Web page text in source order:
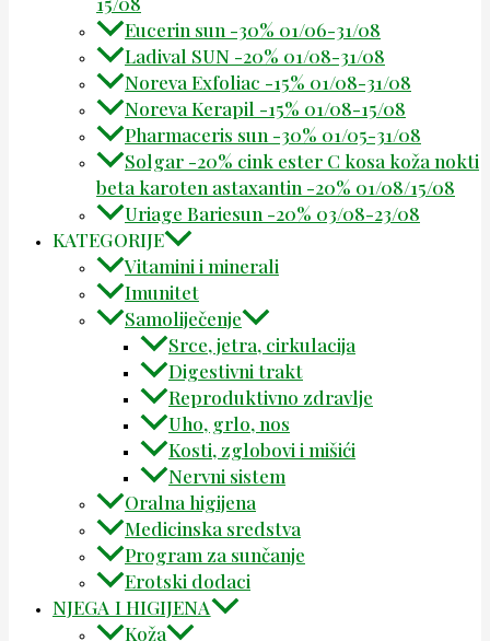
Eucerin sun -30% 01/06-31/08
Ladival SUN -20% 01/08-31/08
Noreva Exfoliac -15% 01/08-31/08
Noreva Kerapil -15% 01/08-15/08
Pharmaceris sun -30% 01/05-31/08
Solgar -20% cink ester C kosa koža nokti
beta karoten astaxantin -20% 01/08/15/08
Uriage Bariesun -20% 03/08-23/08
KATEGORIJE
Vitamini i minerali
Imunitet
Samoliječenje
Srce, jetra, cirkulacija
Digestivni trakt
Reproduktivno zdravlje
Uho, grlo, nos
Kosti, zglobovi i mišići
Nervni sistem
Oralna higijena
Medicinska sredstva
Program za sunčanje
Erotski dodaci
NJEGA I HIGIJENA
Koža